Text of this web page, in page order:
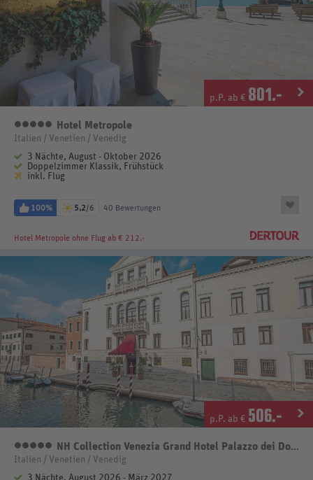
p.P. ab € 801.-
5 Sterne
Hotel Metropole
Italien / Venetien / Venedig
3 Nächte, August - Oktober 2026
Doppelzimmer Klassik, Frühstück
inkl. Flug
100% 5,2/6 40 Bewertungen
Hotel Metropole ohne Flug ab € 212.-
p.P. ab € 506.-
5 Sterne
NH Collection Venezia Grand Hotel Palazzo dei Dogi
Italien / Venetien / Venedig
3 Nächte, August 2026 - März 2027